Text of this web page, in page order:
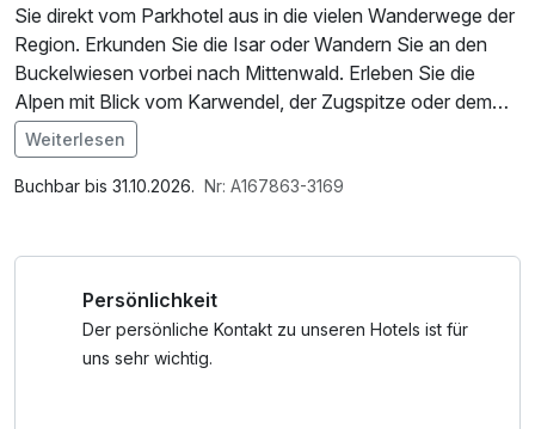
Sie direkt vom Parkhotel aus in die vielen Wanderwege der
Region. Erkunden Sie die Isar oder Wandern Sie an den
Buckelwiesen vorbei nach Mittenwald. Erleben Sie die
Alpen mit Blick vom Karwendel, der Zugspitze oder dem
Herzogsstand. Mit all diesen Eindrücken entspannen Sie
am Nachmittag im Bavaria Spa und am Abend genießen
Sie feine 4 Gänge Menüs.
Im Angebot enthalten
1 Flasche Mineralwasser, Saunabenutzung, Saunatuch,
kostenfreie Nutzung öffentl. Nahverkehr, Shuttleservice
vom/zum Bahnhof
Weiterlesen
Buchbar bis 31.10.2026. Nr: A167863-3169
Persönlichkeit
Der persönliche Kontakt zu unseren Hotels ist für
uns sehr wichtig.